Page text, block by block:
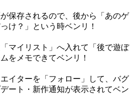
保存されるので、後から「あのゲ
け？」という時ベンリ！
マイリスト」へ入れて「後で遊ぼ
をメモできてベンリ！
イターを「フォロー」して、バグ
ート・新作通知が表示されてベン